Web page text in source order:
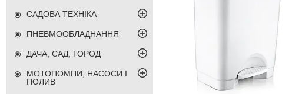
САДОВА ТЕХНІКА
ПНЕВМООБЛАДНАННЯ
ДАЧА, САД, ГОРОД
МОТОПОМПИ, НАСОСИ І
ПОЛИВ